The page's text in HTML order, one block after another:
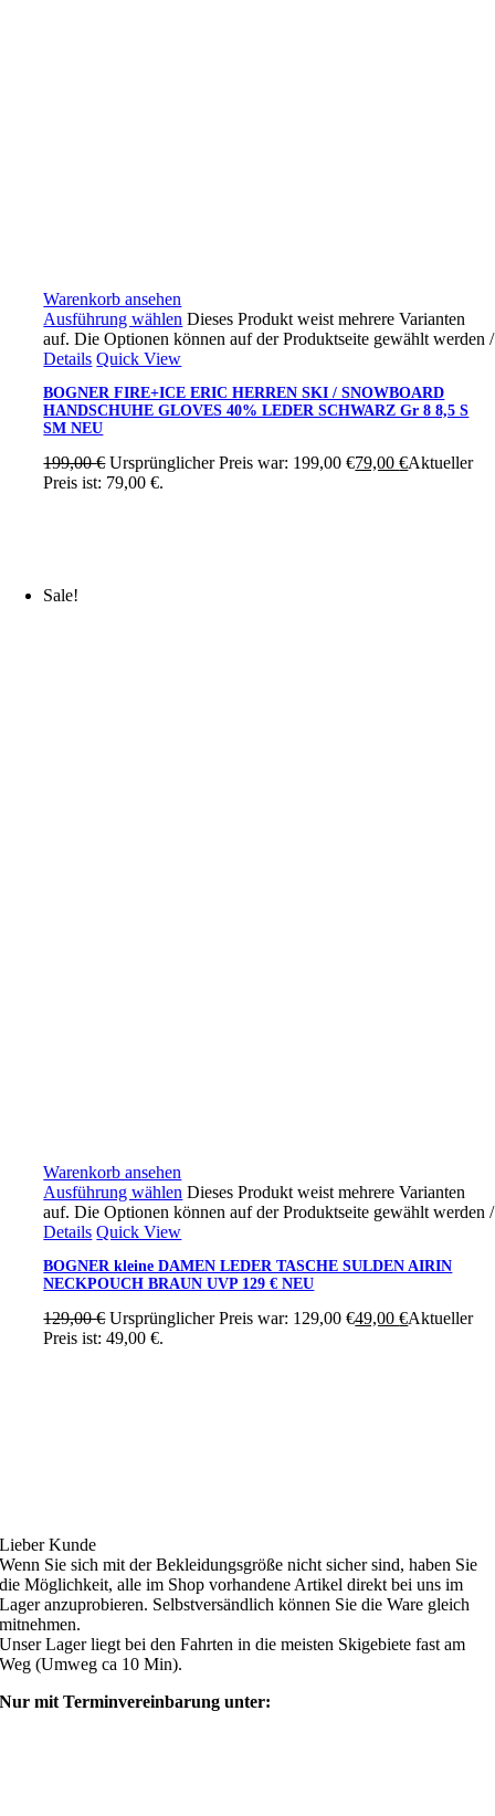
Warenkorb ansehen
Ausführung wählen Dieses Produkt weist mehrere Varianten
auf. Die Optionen können auf der Produktseite gewählt werden/
Details Quick View
BOGNER FIRE+ICE ERIC HERREN SKI / SNOWBOARD
HANDSCHUHE GLOVES 40% LEDER SCHWARZ Gr 8 8,5 S
SM NEU
199,00€ Ursprünglicher Preis war: 199,00 €79,00€Aktueller
Preis ist: 79,00 €.
Sale!
Warenkorb ansehen
Ausführung wählen Dieses Produkt weist mehrere Varianten
auf. Die Optionen können auf der Produktseite gewählt werden/
Details Quick View
BOGNER kleine DAMEN LEDER TASCHE SULDEN AIRIN
NECKPOUCH BRAUN UVP 129 € NEU
129,00€ Ursprünglicher Preis war: 129,00 €49,00€Aktueller
Preis ist: 49,00 €.
Lieber Kunde
Wenn Sie sich mit der Bekleidungsgröße nicht sicher sind, haben Sie
die Möglichkeit, alle im Shop vorhandene Artikel direkt bei uns im
Lager anzuprobieren. Selbstversändlich können Sie die Ware gleich
mitnehmen.
Unser Lager liegt bei den Fahrten in die meisten Skigebiete fast am
Weg (Umweg ca 10 Min).
Nur mit Terminvereinbarung unter: